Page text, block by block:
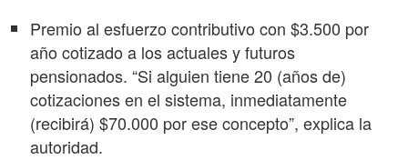
Premio al esfuerzo contributivo con $3.500 por
año cotizado a los actuales y futuros
pensionados. “Si alguien tiene 20 (años de)
cotizaciones en el sistema, inmediatamente
(recibirá) $70.000 por ese concepto”, explica la
autoridad.